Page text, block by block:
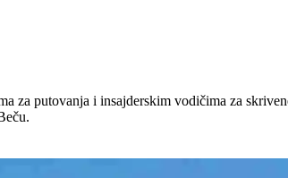
za putovanja i insajderskim vodičima za